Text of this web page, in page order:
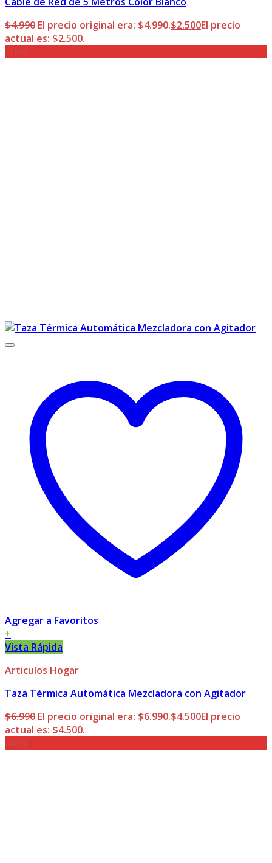
$4.990 El precio original era: $4.990.$2.500El precio
actual es: $2.500.
Agregar a Favoritos
+
Vista Rápida
Articulos Hogar
Taza Térmica Automática Mezcladora con Agitador
$6.990 El precio original era: $6.990.$4.500El precio
actual es: $4.500.